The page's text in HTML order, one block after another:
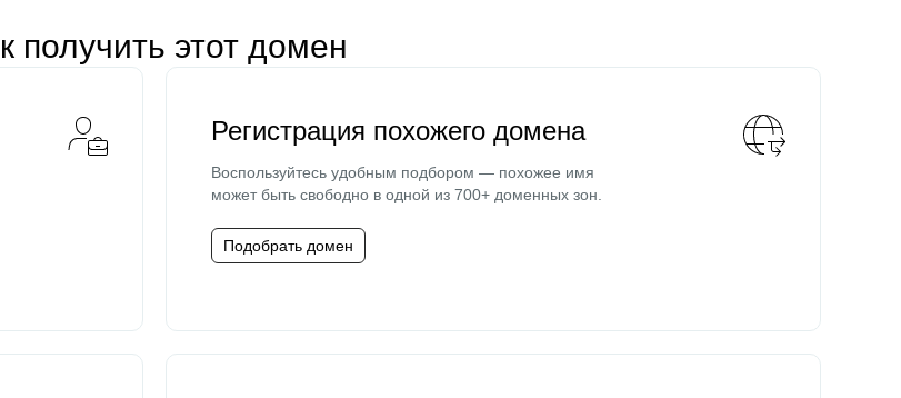
получить этот домен
Регистрация похожего домена
Воспользуйтесь удобным подбором — похожее имя
может быть свободно в одной из 700+ доменных зон.
Подобрать домен